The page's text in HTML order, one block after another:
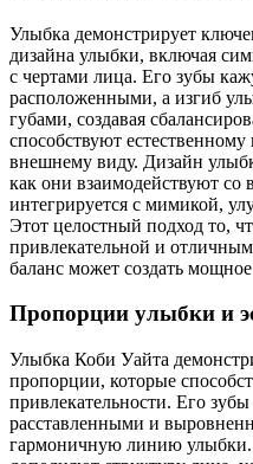
Улыбка демонстрирует
дизайна улыбки, включая
с чертами лица. Его зубы
расположенными, а изгиб
губами, создавая
способствуют
внешнему виду. Дизайн
как они взаимодействуют
интегрируется с мимикой,
Этот целостный подход то,
привлекательной и
баланс может создать
Пропорции улыбки и
Улыбка Коби Уайта
пропорции, которые
привлекательности. Его
расставленными и
гармоничную линию улыбки.